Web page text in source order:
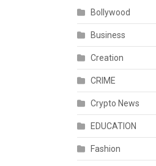
Bollywood
Business
Creation
CRIME
Crypto News
EDUCATION
Fashion